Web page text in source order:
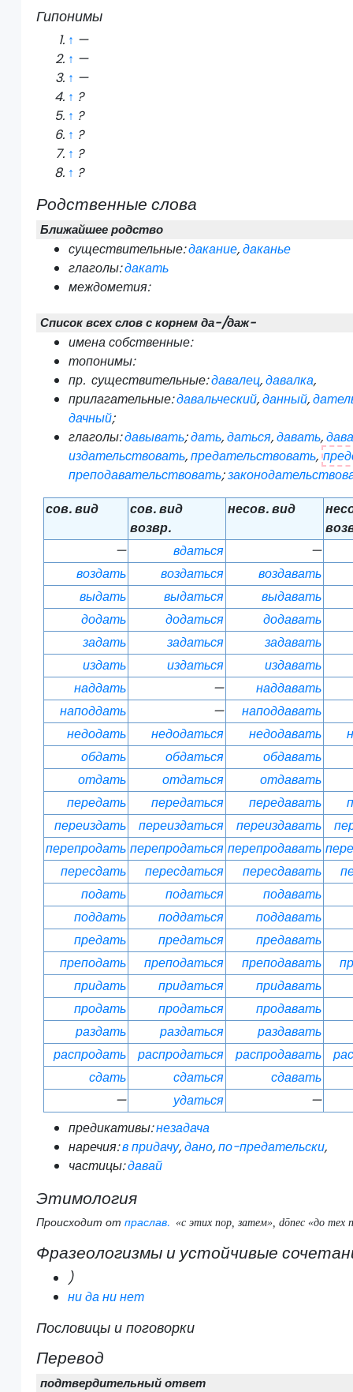
Гипонимы
↑ —
↑ —
↑ —
↑ ?
↑ ?
↑ ?
↑ ?
↑ ?
Родственные слова
Ближайшее родство
существительные:дакание,даканье
глаголы:дакать
междометия:
Список всех слов с корнем да-/даж-
имена собственные:
топонимы:
пр.существительные:давалец,давалка,
прилагательные:давальческий,данный,
дачный;
глаголы:давывать;дать,даться,давать,
издательствовать,предательствовать,
преподавательствовать;
сов. вид
сов. вид
возвр.
несов. вид
—
вдаться
—
воздать
воздаться
воздавать
выдать
выдаться
выдавать
додать
додаться
додавать
задать
задаться
задавать
издать
издаться
издавать
наддать
—
наддавать
наподдать
—
наподдавать
недодать
недодаться недодавать
обдать
обдаться
обдавать
отдать
отдаться
отдавать
передать
передаться передавать
переиздать
переиздаться переиздавать
перепродать перепродаться перепродавать
пересдать
пересдаться пересдавать
подать
податься
подавать
поддать
поддаться
поддавать
предать
предаться
предавать
преподать
преподаться преподавать
придать
придаться
придавать
продать
продаться
продавать
раздать
раздаться
раздавать
распродать
распродаться распродавать
сдать
сдаться
сдавать
—
удаться
—
предикативы:незадача
наречия:в придачу,дано,по-предательски,
частицы:давай
Этимология
Происходит отпраслав. «с этих пор, затем», dōnec «до тех
Фразеологизмы и устойчивые
)
ни да ни нет
Пословицы и поговорки
Перевод
подтвердительный ответ